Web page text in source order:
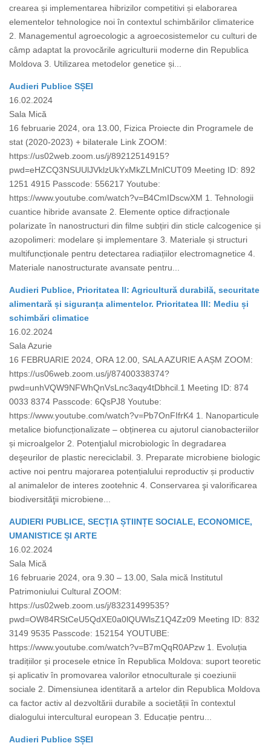
crearea și implementarea hibrizilor competitivi și elaborarea
elementelor tehnologice noi în contextul schimbărilor climaterice
2. Managementul agroecologic a agroecosistemelor cu culturi de
câmp adaptat la provocările agriculturii moderne din Republica
Moldova 3. Utilizarea metodelor genetice și...
Audieri Publice SȘEI
16.02.2024
Sala Mică
16 februarie 2024, ora 13.00, Fizica Proiecte din Programele de
stat (2020-2023) + bilaterale Link ZOOM:
https://us02web.zoom.us/j/89212514915?
pwd=eHZCQ3NSUUlJVklzUkYxMkZLMnlCUT09 Meeting ID: 892
1251 4915 Passcode: 556217 Youtube:
https://www.youtube.com/watch?v=B4CmIDscwXM 1. Tehnologii
cuantice hibride avansate 2. Elemente optice difracționale
polarizate în nanostructuri din filme subțiri din sticle calcogenice și
azopolimeri: modelare și implementare 3. Materiale și structuri
multifuncționale pentru detectarea radiațiilor electromagnetice 4.
Materiale nanostructurate avansate pentru...
Audieri Publice, Prioritatea II: Agricultură durabilă, securitate
alimentară și siguranța alimentelor. Prioritatea III: Mediu și
schimbări climatice
16.02.2024
Sala Azurie
16 FEBRUARIE 2024, ORA 12.00, SALA AZURIE A AȘM ZOOM:
https://us06web.zoom.us/j/87400338374?
pwd=unhVQW9NFWhQnVsLnc3aqy4tDbhcil.1 Meeting ID: 874
0033 8374 Passcode: 6QsPJ8 Youtube:
https://www.youtube.com/watch?v=Pb7OnFIfrK4 1. Nanoparticule
metalice biofuncționalizate – obținerea cu ajutorul cianobacteriilor
și microalgelor 2. Potenţialul microbiologic în degradarea
deşeurilor de plastic nereciclabil. 3. Preparate microbiene biologic
active noi pentru majorarea potențialului reproductiv și productiv
al animalelor de interes zootehnic 4. Conservarea şi valorificarea
biodiversităţii microbiene...
AUDIERI PUBLICE, SECȚIA ȘTIINȚE SOCIALE, ECONOMICE,
UMANISTICE ȘI ARTE
16.02.2024
Sala Mică
16 februarie 2024, ora 9.30 – 13.00, Sala mică Institutul
Patrimoniului Cultural ZOOM:
https://us02web.zoom.us/j/83231499535?
pwd=OW84RStCeU5QdXE0a0lQUWlsZ1Q4Zz09 Meeting ID: 832
3149 9535 Passcode: 152154 YOUTUBE:
https://www.youtube.com/watch?v=B7mQqR0APzw 1. Evoluția
tradițiilor și procesele etnice în Republica Moldova: suport teoretic
și aplicativ în promovarea valorilor etnoculturale și coeziunii
sociale 2. Dimensiunea identitară a artelor din Republica Moldova
ca factor activ al dezvoltării durabile a societății în contextul
dialogului intercultural european 3. Educație pentru...
Audieri Publice SȘEI